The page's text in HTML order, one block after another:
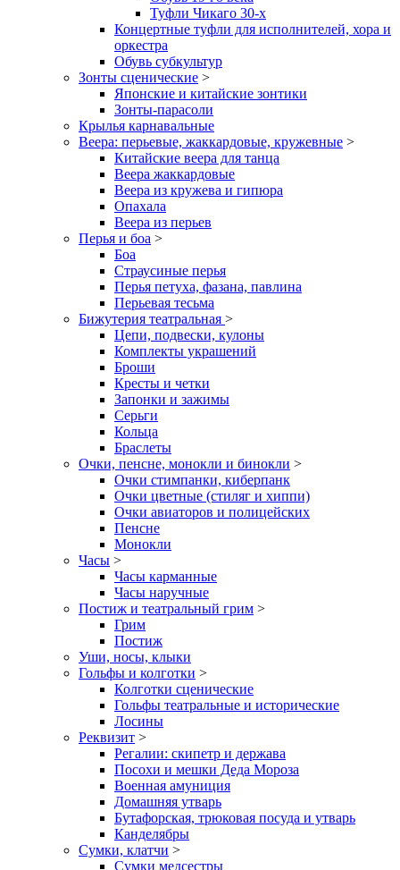
Туфли Чикаго 30-х
Концертные туфли для исполнителей, хора и
оркестра
Обувь субкультур
Зонты сценические >
Японские и китайские зонтики
Зонты-парасоли
Крылья карнавальные
Веера: перьевые, жаккардовые, кружевные >
Китайские веера для танца
Веера жаккардовые
Веера из кружева и гипюра
Опахала
Веера из перьев
Перья и боа >
Боа
Страусиные перья
Перья петуха, фазана, павлина
Перьевая тесьма
Бижутерия театральная >
Цепи, подвески, кулоны
Комплекты украшений
Броши
Кресты и четки
Запонки и зажимы
Серьги
Кольца
Браслеты
Очки, пенсне, монокли и бинокли >
Очки стимпанки, киберпанк
Очки цветные (стиляг и хиппи)
Очки авиаторов и полицейских
Пенсне
Монокли
Часы >
Часы карманные
Часы наручные
Постиж и театральный грим >
Грим
Постиж
Уши, носы, клыки
Гольфы и колготки >
Колготки сценические
Гольфы театральные и исторические
Лосины
Реквизит >
Регалии: скипетр и держава
Посохи и мешки Деда Мороза
Военная амуниция
Домашняя утварь
Бутафорская, трюковая посуда и утварь
Канделябры
Сумки, клатчи >
Сумки медсестры